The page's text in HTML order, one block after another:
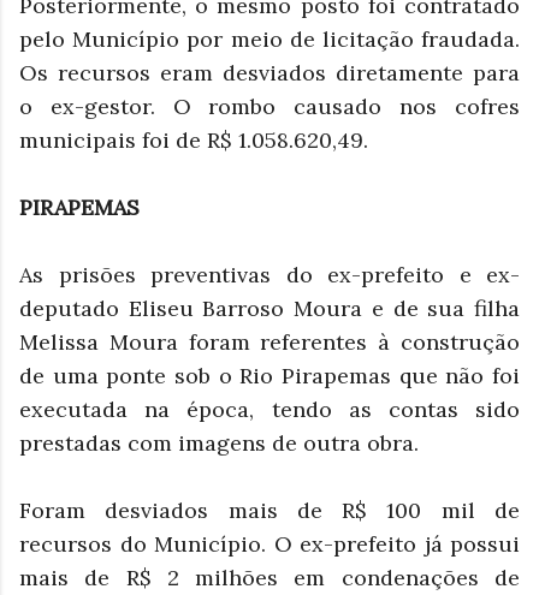
pelo Município por meio de licitação fraudada.
Os recursos eram desviados diretamente para
o ex-gestor. O rombo causado nos cofres
municipais foi de R$ 1.058.620,49.
PIRAPEMAS
As prisões preventivas do ex-prefeito e ex-
deputado Eliseu Barroso Moura e de sua filha
Melissa Moura foram referentes à construção
de uma ponte sob o Rio Pirapemas que não foi
executada na época, tendo as contas sido
prestadas com imagens de outra obra.
Foram desviados mais de R$ 100 mil de
recursos do Município. O ex-prefeito já possui
mais de R$ 2 milhões em condenações de